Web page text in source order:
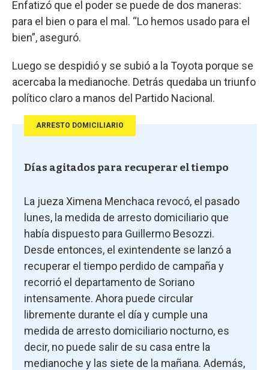
Enfatizó que el poder se puede de dos maneras:
para el bien o para el mal. “Lo hemos usado para el
bien”, aseguró.
Luego se despidió y se subió a la Toyota porque se
acercaba la medianoche. Detrás quedaba un triunfo
político claro a manos del Partido Nacional.
ARRESTO DOMICILIARIO
Días agitados para recuperar el tiempo
La jueza Ximena Menchaca revocó, el pasado
lunes, la medida de arresto domiciliario que
había dispuesto para Guillermo Besozzi.
Desde entonces, el exintendente se lanzó a
recuperar el tiempo perdido de campaña y
recorrió el departamento de Soriano
intensamente. Ahora puede circular
libremente durante el día y cumple una
medida de arresto domiciliario nocturno, es
decir, no puede salir de su casa entre la
medianoche y las siete de la mañana. Además,